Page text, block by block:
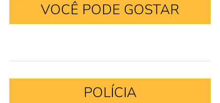
VOCÊ PODE GOSTAR
POLÍCIA